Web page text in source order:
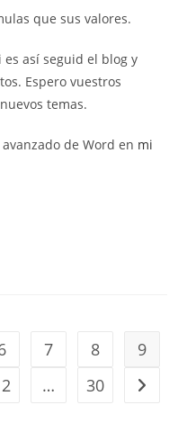
que sus valores.
es así seguid el blog y
Espero vuestros
temas.
de Word en mi
7 8
9
… 30 Ir a la